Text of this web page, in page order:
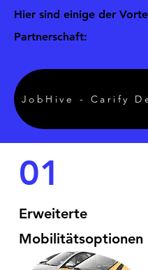
Hier sind einige der
Partnerschaft:
JobHive - Carify
01
Erweiterte
Mobilitätsoptionen